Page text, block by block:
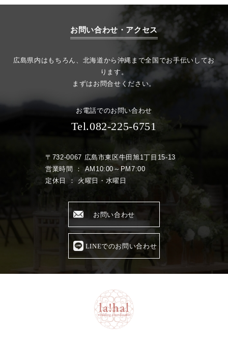
お問い合わせ・アクセス
広島県内はもちろん、北海道から沖縄まで全国でお手伝いしてお
ります。
まずはお問合せください。
お電話でのお問い合わせ
Tel.082-225-6751
〒732-0067 広島市東区牛田旭1丁目15-13
営業時間 ： AM10:00～PM7:00
定休日 ： 火曜日・水曜日
お問い合わせ
LINEでのお問い合わせ